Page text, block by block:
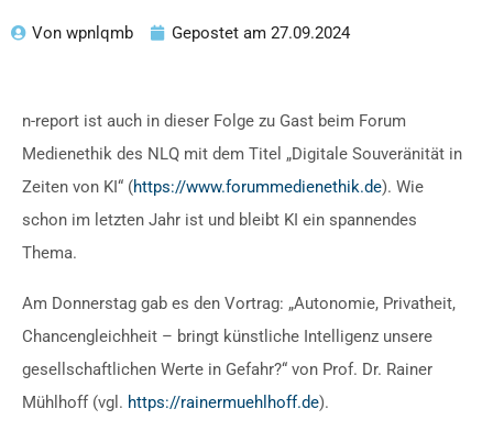
Von wpnlqmb Gepostet am 27.09.2024
n-report ist auch in dieser Folge zu Gast beim Forum
Medienethik des NLQ mit dem Titel „Digitale Souveränität in
Zeiten von KI“ (https://www.forummedienethik.de). Wie
schon im letzten Jahr ist und bleibt KI ein spannendes
Thema.
Am Donnerstag gab es den Vortrag: „Autonomie, Privatheit,
Chancengleichheit – bringt künstliche Intelligenz unsere
gesellschaftlichen Werte in Gefahr?“ von Prof. Dr. Rainer
Mühlhoff (vgl. https://rainermuehlhoff.de).